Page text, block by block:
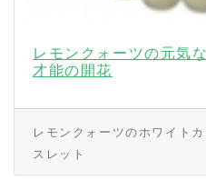
レモンクォーツの元気
才能の開花
レモンクォーツのホワイト
スレット